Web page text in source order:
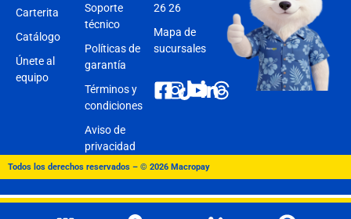
Carterita
Catálogo
Únete al
equipo
Soporte
técnico
Políticas de
garantía
Términos y
condiciones
Aviso de
privacidad
26 26
Mapa de
sucursales
Todos los derechos reservados – © 2026 Macropay